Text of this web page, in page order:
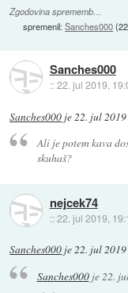
Zgodovina sprememb…
spremenil:Sanches000(
Sanches000
::22. jul 2019,
Sanches000 je22. jul
Ali je potem kava
skuhaš?
nejcek74
::22. jul 2019,
Sanches000 je22. jul
Sanches000je22.